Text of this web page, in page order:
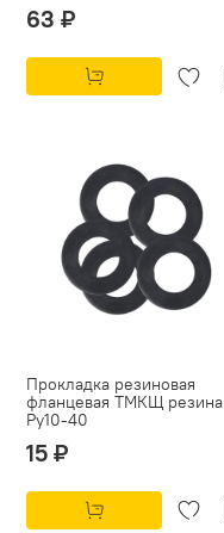
63 ₽
Прокладка резиновая
фланцевая ТМКЩ резина
Py10-40
15 ₽